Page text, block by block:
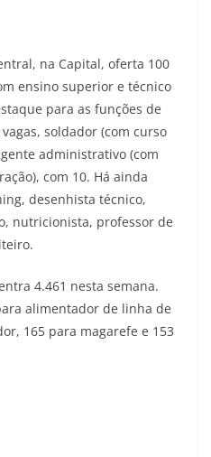
na Capital, oferta 100
ensino superior e técnico
para as funções de
soldador (com curso
administrativo (com
com 10. Há ainda
desenhista técnico,
nutricionista, professor de
4.461 nesta semana.
alimentador de linha de
165 para magarefe e 153